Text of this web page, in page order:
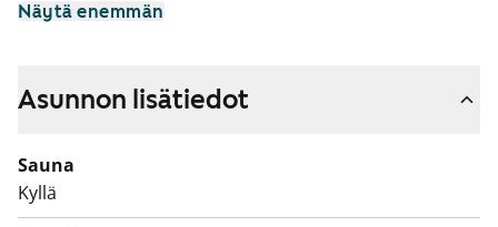
Hakunilan hiihtoladut ja Kivikon ulkoilupuisto
Asunnon iso parveke avautuu ilta-aurinkoon Kirsitien
keittokomeroon asti. Asuinhuoneiden lattiat ovat
laminaattia ja kylpyhuone on kaakeloitu.
Keittokomerossa on jää-pakastinkaappi,
Näytä enemmän
Asunnon lisätiedot
Sauna
Kyllä